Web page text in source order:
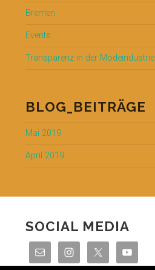
Bremen
Events
Transparenz in der Modeindustrie
BLOG_BEITRÄGE
Mai 2019
April 2019
SOCIAL MEDIA